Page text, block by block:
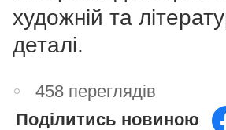
художній та
деталі.
458 переглядів
Поділитись новиною